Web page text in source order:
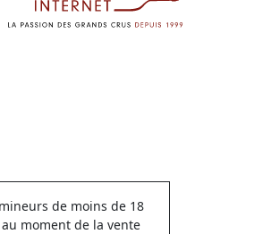
de moins de 18
moment de la vente